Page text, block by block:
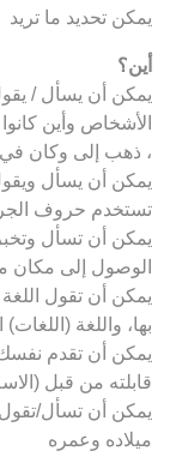
يمكن تحديد ما تريد
أين؟
يمكن أن يسأل /
الأشخاص وأين
، ذهب إلى وكان في
يمكن أن يسأل
تستخدم حروف الجر
يمكن أن تسأل
الوصول إلى مكان
يمكن أن تقول اللغة
بها، واللغة (اللغات)
يمكن أن تقدم
قابلته من قبل
يمكن أن تسأل/
ميلاده وعمره